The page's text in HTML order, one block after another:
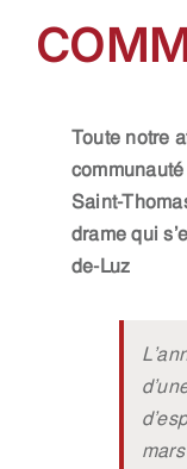
Nos
Offres d’emplois
Toute notre
Saint-
drame qui
de-Luz